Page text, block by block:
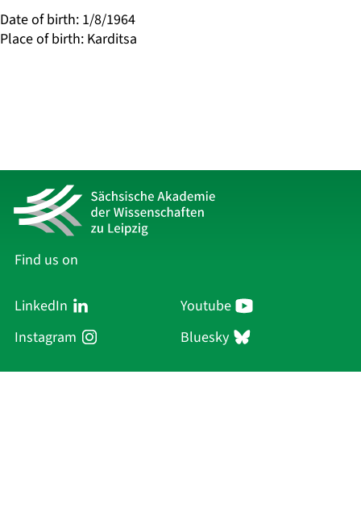
Date of birth: 1/8/1964
Place of birth: Karditsa
Find us on
LinkedIn
Youtube
Instagram
Bluesky